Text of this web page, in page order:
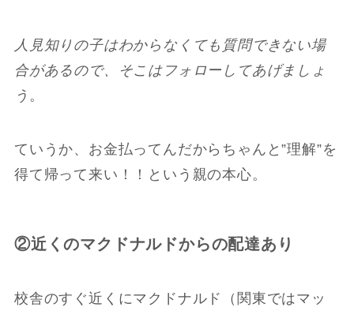
人見知りの子はわからなくても質問できない場
合があるので、そこはフォローしてあげましょ
う 。
ていうか、お金払ってんだからちゃんと”理解”を
得て帰って来い！！という親の本心。
②近くのマクドナルドからの配達あり
校舎のすぐ近くにマクドナルド（関東ではマッ